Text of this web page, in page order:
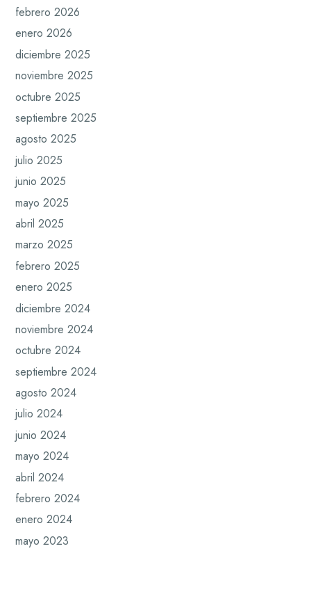
febrero 2026
enero 2026
diciembre 2025
noviembre 2025
octubre 2025
septiembre 2025
agosto 2025
julio 2025
junio 2025
mayo 2025
abril 2025
marzo 2025
febrero 2025
enero 2025
diciembre 2024
noviembre 2024
octubre 2024
septiembre 2024
agosto 2024
julio 2024
junio 2024
mayo 2024
abril 2024
febrero 2024
enero 2024
mayo 2023